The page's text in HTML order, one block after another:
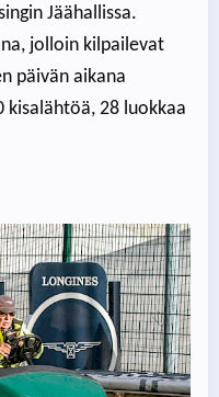
Jäähallissa.
jolloin kilpailevat
päivän aikana
kisalähtöä, 28 luokkaa